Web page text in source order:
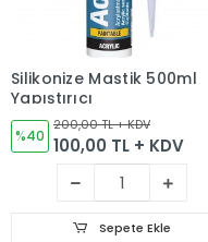
Silikonize Mastik 500ml
Yapıştırıcı
%40
200,00 TL + KDV
100,00 TL + KDV
Sepete Ekle